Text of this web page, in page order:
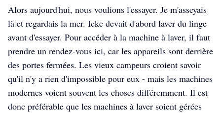
Alors aujourd'hui, nous voulions l'essayer. Je m'asseyais
là et regardais la mer. Icke devait d'abord laver du linge
avant d'essayer. Pour accéder à la machine à laver, il faut
prendre un rendez-vous ici, car les appareils sont derrière
des portes fermées. Les vieux campeurs croient savoir
qu'il n'y a rien d'impossible pour eux - mais les machines
modernes voient souvent les choses différemment. Il est
donc préférable que les machines à laver soient gérées